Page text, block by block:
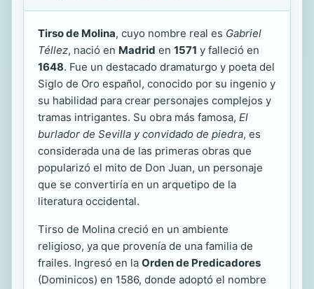
Tirso de Molina, cuyo nombre real es Gabriel
Téllez, nació en Madrid en 1571 y falleció en
1648. Fue un destacado dramaturgo y poeta del
Siglo de Oro español, conocido por su ingenio y
su habilidad para crear personajes complejos y
tramas intrigantes. Su obra más famosa, El
burlador de Sevilla y convidado de piedra, es
considerada una de las primeras obras que
popularizó el mito de Don Juan, un personaje
que se convertiría en un arquetipo de la
literatura occidental.
Tirso de Molina creció en un ambiente
religioso, ya que provenía de una familia de
frailes. Ingresó en la Orden de Predicadores
(Dominicos) en 1586, donde adoptó el nombre